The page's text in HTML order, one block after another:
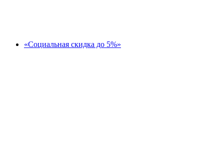
«Социальная скидка до 5%»